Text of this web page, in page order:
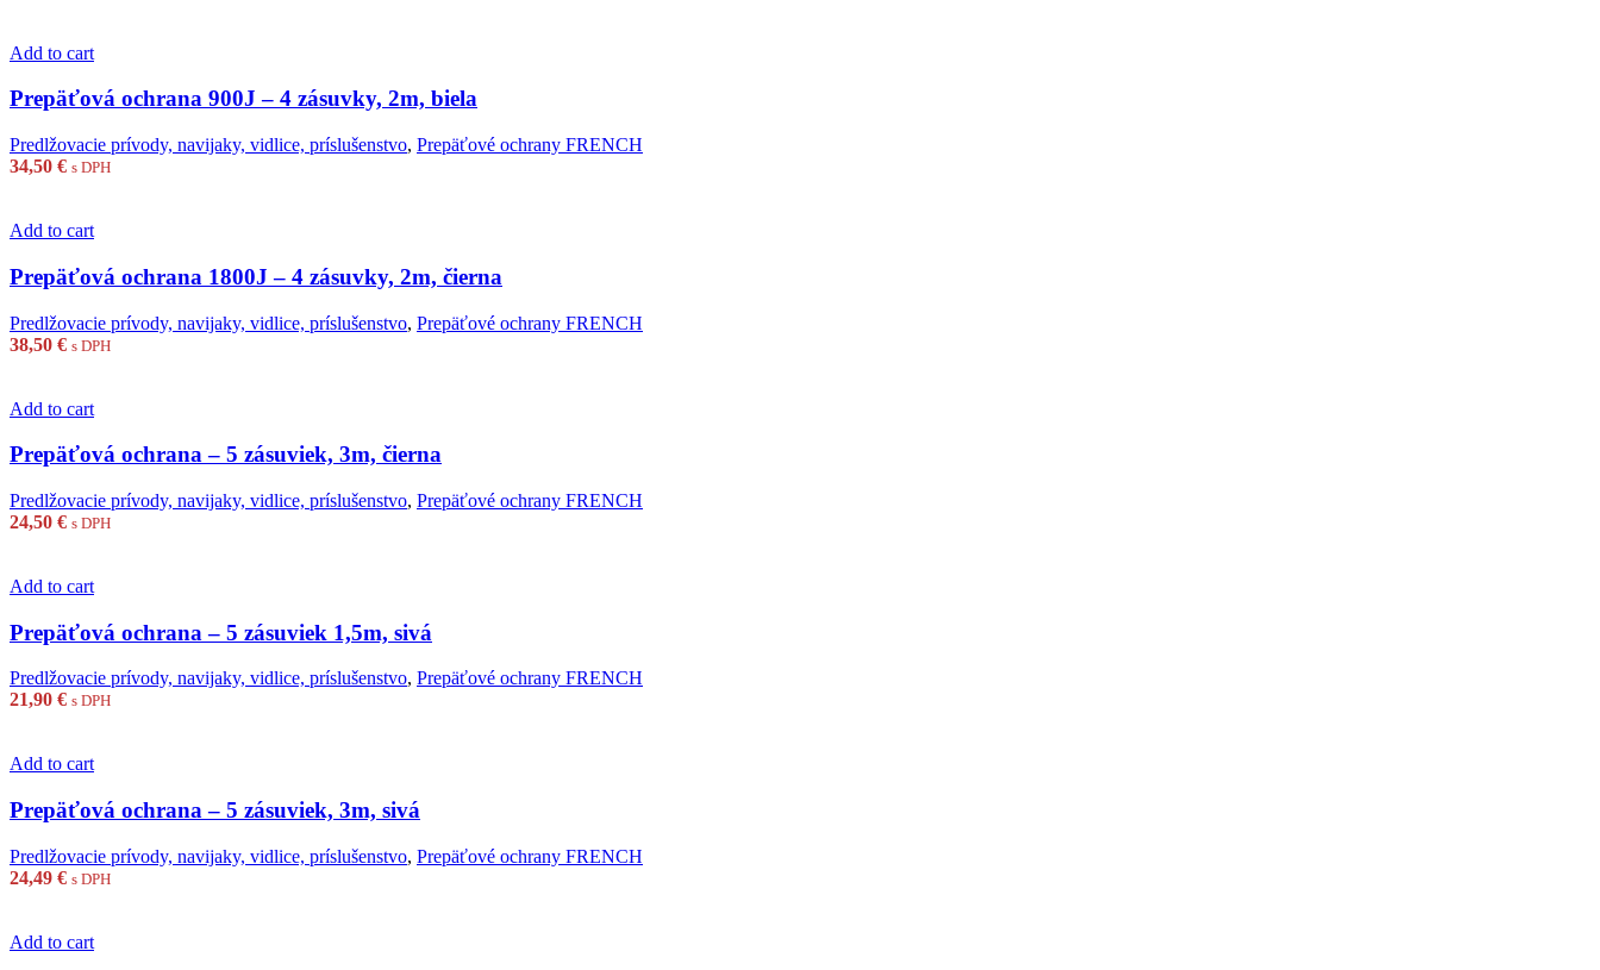
Add to cart
Prepäťová ochrana 900J – 4 zásuvky, 2m, biela
Predlžovacie prívody, navijaky, vidlice, príslušenstvo, Prepäťové ochrany FRENCH
34,50 € s DPH
Add to cart
Prepäťová ochrana 1800J – 4 zásuvky, 2m, čierna
Predlžovacie prívody, navijaky, vidlice, príslušenstvo, Prepäťové ochrany FRENCH
38,50 € s DPH
Add to cart
Prepäťová ochrana – 5 zásuviek, 3m, čierna
Predlžovacie prívody, navijaky, vidlice, príslušenstvo, Prepäťové ochrany FRENCH
24,50 € s DPH
Add to cart
Prepäťová ochrana – 5 zásuviek 1,5m, sivá
Predlžovacie prívody, navijaky, vidlice, príslušenstvo, Prepäťové ochrany FRENCH
21,90 € s DPH
Add to cart
Prepäťová ochrana – 5 zásuviek, 3m, sivá
Predlžovacie prívody, navijaky, vidlice, príslušenstvo, Prepäťové ochrany FRENCH
24,49 € s DPH
Add to cart